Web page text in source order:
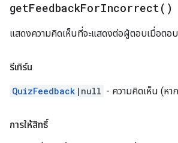
getFeedbackForIncorrect( )
แสดงความคิดเห็นที่จะแสดงต่อผู้ตอบเมื่อตอ
รีเทิร์น
QuizFeedback |null - ความคิดเห็น (หา
การให้สิทธิ์